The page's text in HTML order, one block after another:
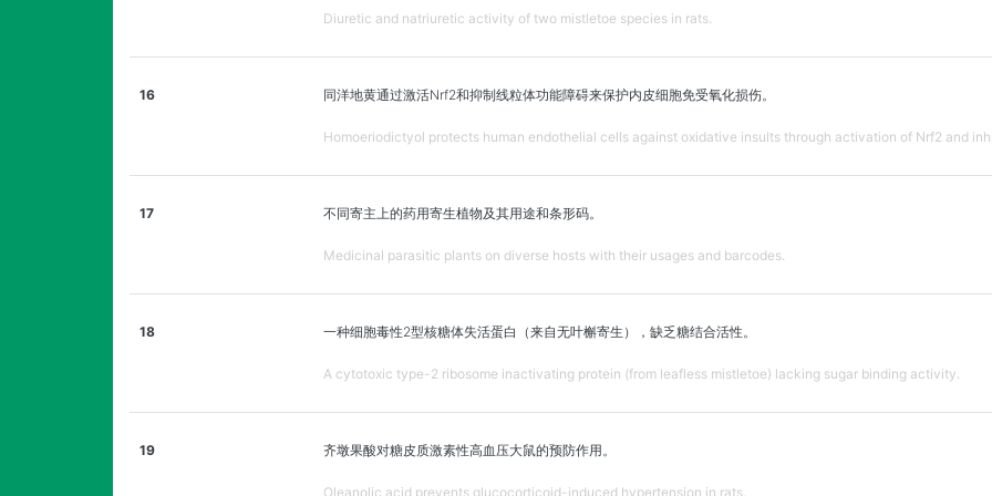
Diuretic and natriuretic activity of two mistletoe species in rats.
16 同洋地黄通过激活Nrf2和抑制线粒体功能障碍来保护内皮细胞免受氧化损伤。
Homoeriodictyol protects human endothelial cells against oxidative insults through activation of Nrf2 and
17 不同寄主上的药用寄生植物及其用途和条形码。
Medicinal parasitic plants on diverse hosts with their usages and barcodes.
18 一种细胞毒性2型核糖体失活蛋白（来自无叶槲寄生），缺乏糖结合活性。
A cytotoxic type-2 ribosome inactivating protein (from leafless mistletoe) lacking sugar binding activity.
19 齐墩果酸对糖皮质激素性高血压大鼠的预防作用。
Oleanolic acid prevents glucocorticoid-induced hypertension in rats.